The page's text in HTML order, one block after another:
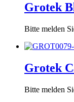
Grotek
Bitte melden
Grotek
Bitte melden